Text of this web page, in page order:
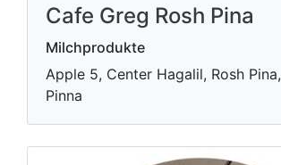
Cafe Greg Rosh Pina
Milchprodukte
Apple 5, Center Hagalil, Rosh
Pinna